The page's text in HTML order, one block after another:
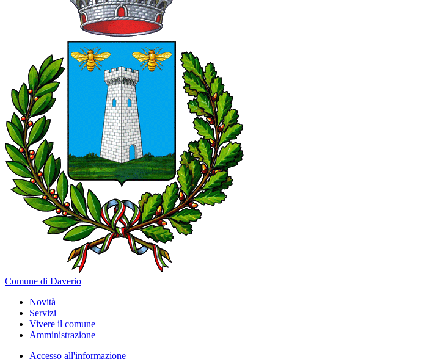
Comune di Daverio
Novità
Servizi
Vivere il comune
Amministrazione
Accesso all'informazione